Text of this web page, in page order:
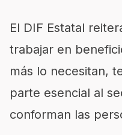
El DIF Estatal
trabajar en
más lo necesitan,
parte esencial al
conforman las